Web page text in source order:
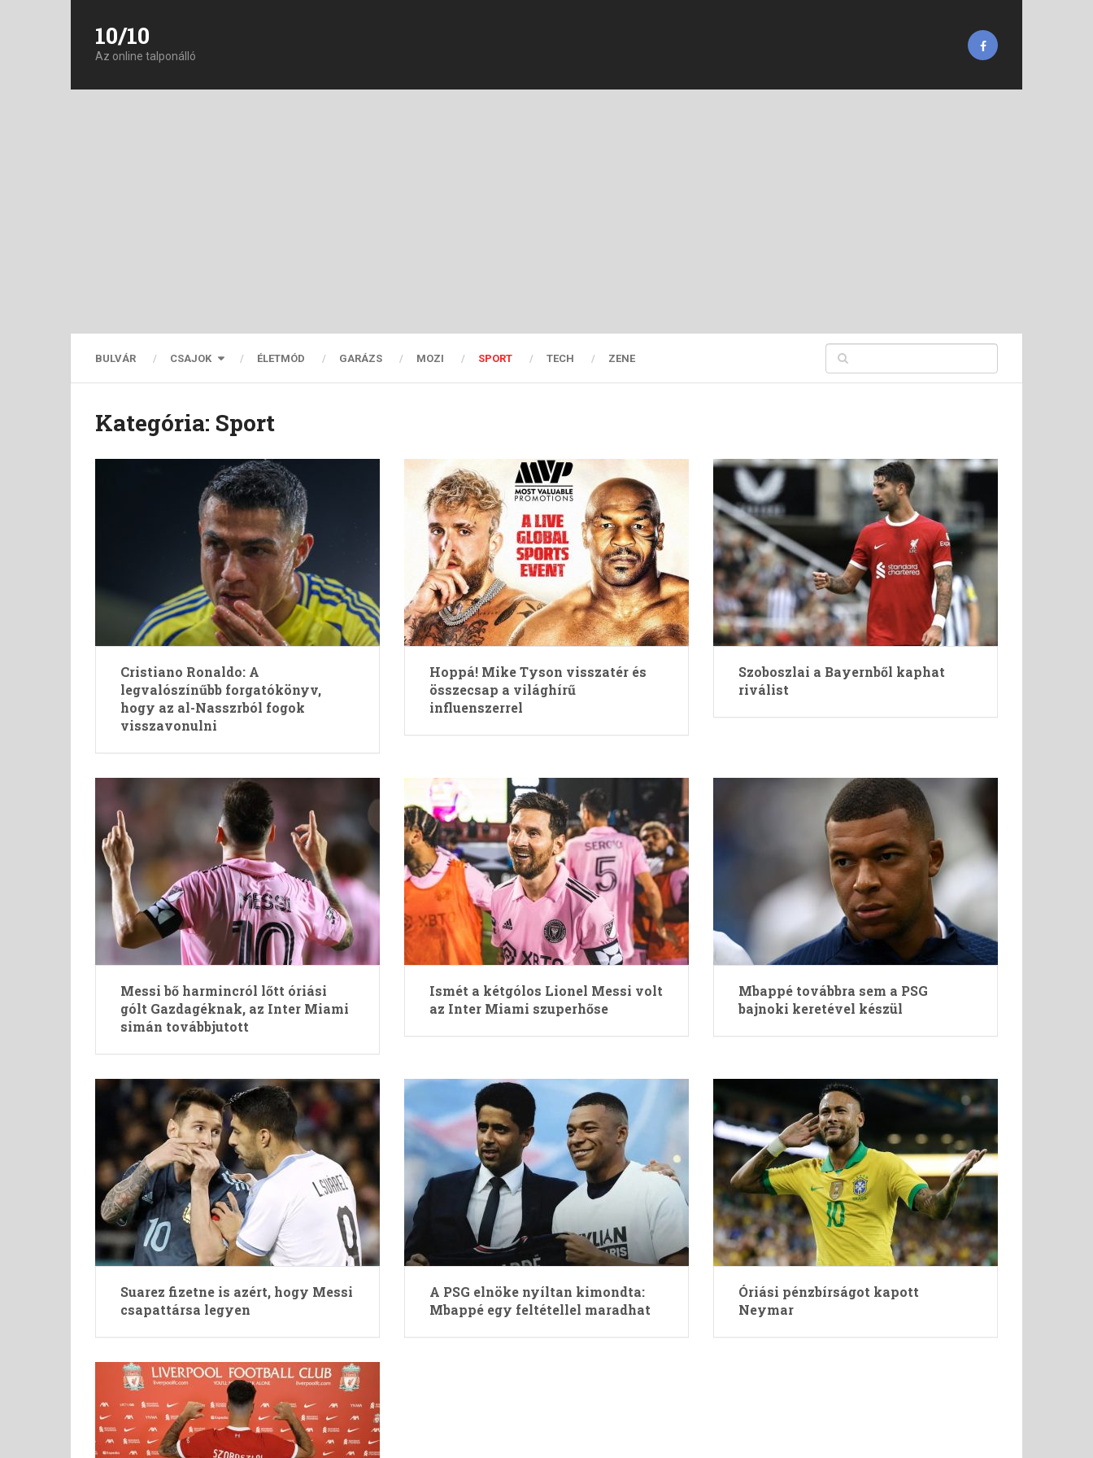
10/10
Az online talponálló
BULVÁR CSAJOK ÉLETMÓD GARÁZS MOZI SPORT TECH ZENE
Kategória: Sport
Cristiano Ronaldo: A
legvalószínűbb forgatókönyv,
hogy az al-Nasszrból fogok
visszavonulni
Hoppá! Mike Tyson visszatér és
összecsap a világhírű
influenszerrel
Szoboszlai a Bayernből kaphat
riválist
Messi bő harmincról lőtt óriási
gólt Gazdagéknak, az Inter Miami
simán továbbjutott
Ismét a kétgólos Lionel Messi volt
az Inter Miami szuperhőse
Mbappé továbbra sem a PSG
bajnoki keretével készül
Suarez fizetne is azért, hogy Messi
csapattársa legyen
A PSG elnöke nyíltan kimondta:
Mbappé egy feltétellel maradhat
Óriási pénzbírságot kapott
Neymar